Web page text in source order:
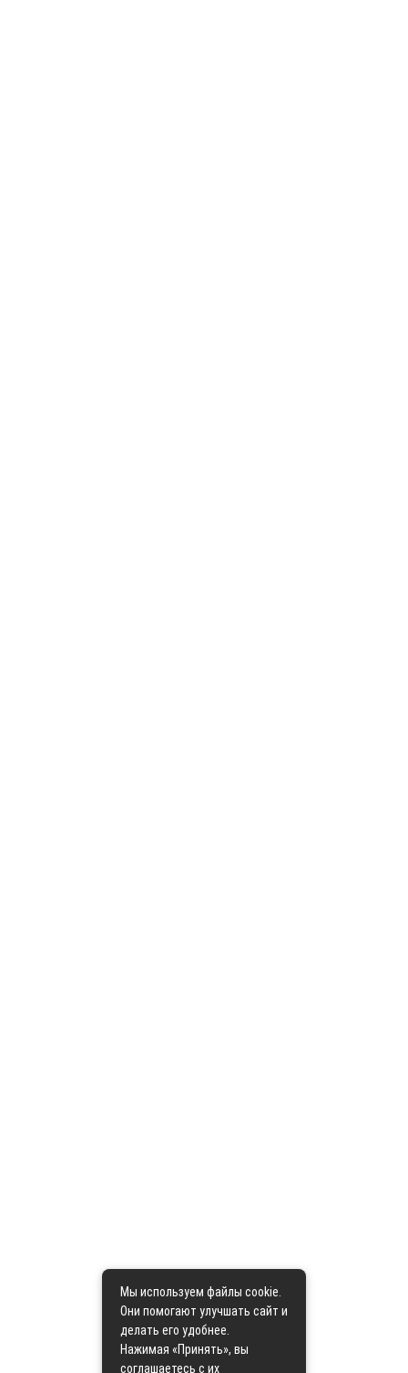
Мы используем файлы cookie.
Они помогают улучшать сайт и
делать его удобнее.
Нажимая «Принять», вы
соглашаетесь с их